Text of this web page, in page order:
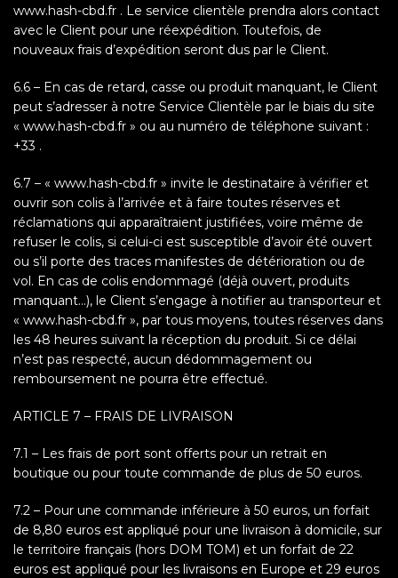
www.hash-cbd.fr . Le service clientèle prendra alors contact
avec le Client pour une réexpédition. Toutefois, de
nouveaux frais d’expédition seront dus par le Client.
6.6 – En cas de retard, casse ou produit manquant, le Client
peut s’adresser à notre Service Clientèle par le biais du site
« www.hash-cbd.fr » ou au numéro de téléphone suivant :
+33 .
6.7 – « www.hash-cbd.fr » invite le destinataire à vérifier et
ouvrir son colis à l’arrivée et à faire toutes réserves et
réclamations qui apparaîtraient justifiées, voire même de
refuser le colis, si celui-ci est susceptible d’avoir été ouvert
ou s’il porte des traces manifestes de détérioration ou de
vol. En cas de colis endommagé (déjà ouvert, produits
manquant…), le Client s’engage à notifier au transporteur et
« www.hash-cbd.fr », par tous moyens, toutes réserves dans
les 48 heures suivant la réception du produit. Si ce délai
n’est pas respecté, aucun dédommagement ou
remboursement ne pourra être effectué.
ARTICLE 7 – FRAIS DE LIVRAISON
7.1 – Les frais de port sont offerts pour un retrait en
boutique ou pour toute commande de plus de 50 euros.
7.2 – Pour une commande inférieure à 50 euros, un forfait
de 8,80 euros est appliqué pour une livraison à domicile, sur
le territoire français (hors DOM TOM) et un forfait de 22
euros est appliqué pour les livraisons en Europe et 29 euros